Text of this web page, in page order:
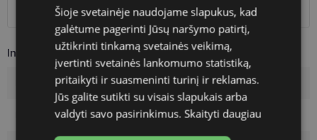
Informacija apie prekę
Prekės ženklas POLAROID
Rėmelio dydis 57-18
DPD kurjeris
Nemokamai
Šioje svetainėje naudojame slapukus, kad
galėtume pagerinti Jūsų naršymo patirtį,
užtikrinti tinkamą svetainės veikimą,
įvertinti svetainės lankomumo statistiką,
pritaikyti ir suasmeninti turinį ir reklamas.
Jūs galite sutikti su visais slapukais arba
valdyti savo pasirinkimus. Skaityti daugiau